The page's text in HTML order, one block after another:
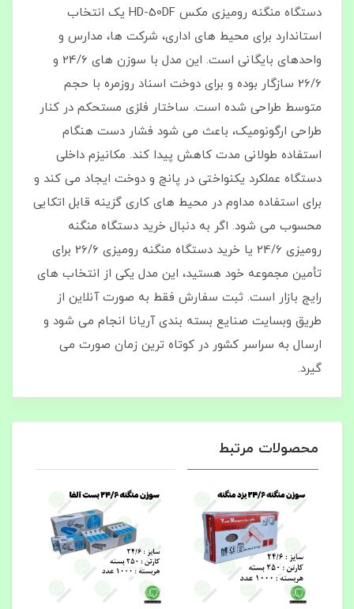
دستگاه منگنه رومیزی مکس HD-50DF یک انتخاب
استاندارد برای محیط‌ های اداری، شرکت‌ ها، مدارس و
واحدهای بایگانی است. این مدل با سوزن‌ های 24/6 و
26/6 سازگار بوده و برای دوخت اسناد روزمره با حجم
متوسط طراحی شده است. ساختار فلزی مستحکم در کنار
طراحی ارگونومیک، باعث می‌ شود فشار دست هنگام
استفاده طولانی‌ مدت کاهش پیدا کند. مکانیزم داخلی
دستگاه عملکرد یکنواختی در پانچ و دوخت ایجاد می‌ کند و
برای استفاده مداوم در محیط‌ های کاری گزینه قابل اتکایی
محسوب می‌ شود. اگر به دنبال خرید دستگاه منگنه
رومیزی 24/6 یا خرید دستگاه منگنه رومیزی 26/6 برای
تأمین مجموعه خود هستید، این مدل یکی از انتخاب‌ های
رایج بازار است. ثبت سفارش فقط به‌ صورت آنلاین از
طریق وبسایت صنایع بسته بندی آریانا انجام می‌ شود و
ارسال به سراسر کشور در کوتاه‌ ترین زمان صورت می‌
گیرد.
محصولات مرتبط